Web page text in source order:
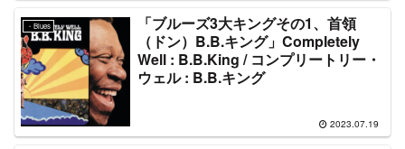
・Blues
「ブルーズ3大キングその1、首領
（ドン）B.B.キング」Completely
Well : B.B.King / コンプリートリー・
ウェル : B.B.キング
2023.07.19